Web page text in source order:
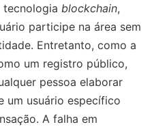
blockchain,
participe na área sem
Entretanto, como a
um registro público,
pessoa elaborar
um usuário específico
A falha em